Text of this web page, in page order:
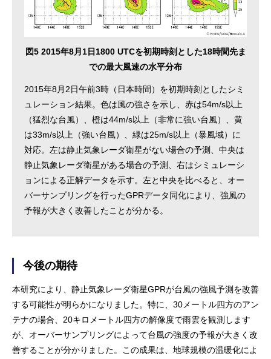
図5 2015年8月1日1800 UTCを初期時刻とした18時間先ま
での最大風速の水平分布
2015年8月2日午前3時（日本時間）を初期時刻としたシミ
ュレーション結果。色は風の強さを示し、赤は54m/s以上
（猛烈な台風）、橙は44m/s以上（非常に強い台風）、黄
は33m/s以上（強い台風）、緑は25m/s以上（暴風域）に
対応。左は静止気象レーダ衛星がない場合の予測、中央は
静止気象レーダ衛星がある場合の予測、右はシミュレーシ
ョンによる正解データを示す。左と中央を比べると、オー
バーサンプリングを行ったGPRデータ同化により、強風の
予報が大きく改善したことが分かる。
今後の期待
本研究により、静止気象レーダ衛星GPRが台風の強風予測を改善
する可能性が明らかになりました。特に、30メートル四方のアン
テナの場合、20キロメートル四方の解像度で雨雲を観測します
が、オーバーサンプリングによって台風の強度の予報が大きく改
善することが分かりました。この成果は、地球規模の温暖化によ